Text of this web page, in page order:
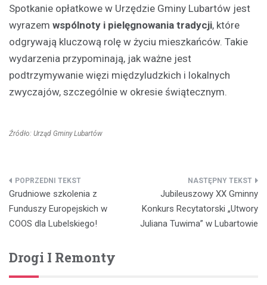
Spotkanie opłatkowe w Urzędzie Gminy Lubartów jest
wyrazem wspólnoty i pielęgnowania tradycji, które
odgrywają kluczową rolę w życiu mieszkańców. Takie
wydarzenia przypominają, jak ważne jest
podtrzymywanie więzi międzyludzkich i lokalnych
zwyczajów, szczególnie w okresie świątecznym.
Źródło: Urząd Gminy Lubartów
Nawigacja
wpisu
Grudniowe szkolenia z
Funduszy Europejskich w
COOS dla Lubelskiego!
Jubileuszowy XX Gminny
Konkurs Recytatorski „Utwory
Juliana Tuwima” w Lubartowie
Drogi I Remonty